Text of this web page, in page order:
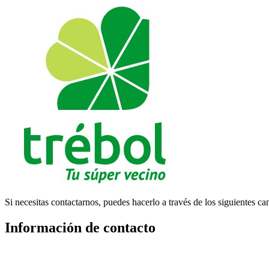
Si necesitas contactarnos, puedes hacerlo a través de los siguientes
Información de contacto